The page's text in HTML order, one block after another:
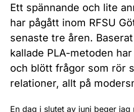
Ett spännande och lite
har pågått inom RFSU
senaste tre åren.
kallade PLA-metoden
och blött frågor som rör
relationer, allt på
En dag i slutet av juni beger